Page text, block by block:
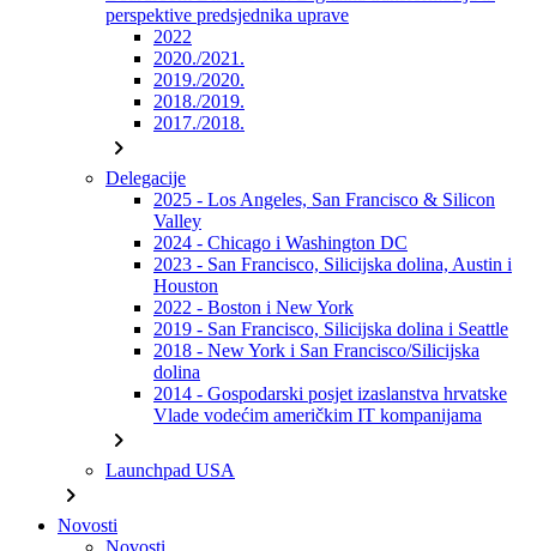
perspektive predsjednika uprave
2022
2020./2021.
2019./2020.
2018./2019.
2017./2018.
chevron_right
Delegacije
2025 - Los Angeles, San Francisco & Silicon
Valley
2024 - Chicago i Washington DC
2023 - San Francisco, Silicijska dolina, Austin i
Houston
2022 - Boston i New York
2019 - San Francisco, Silicijska dolina i Seattle
2018 - New York i San Francisco/Silicijska
dolina
2014 - Gospodarski posjet izaslanstva hrvatske
Vlade vodećim američkim IT kompanijama
chevron_right
Launchpad USA
chevron_right
Novosti
Novosti